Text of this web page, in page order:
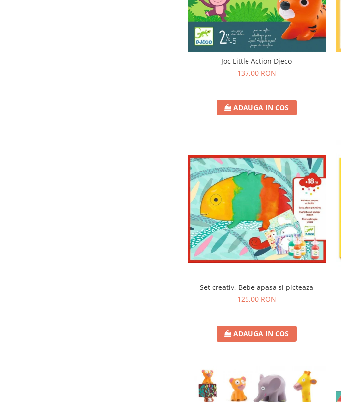
Joc Little Action Djeco
137,00 RON
ADAUGA IN COS
Set creativ, Bebe apasa si picteaza
125,00 RON
ADAUGA IN COS